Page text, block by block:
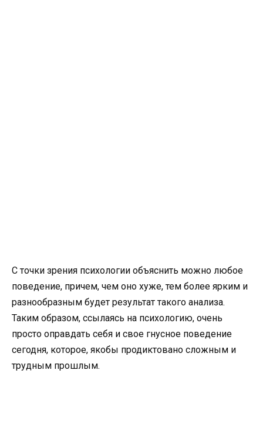
С точки зрения психологии объяснить можно любое
поведение, причем, чем оно хуже, тем более ярким и
разнообразным будет результат такого анализа.
Таким образом, ссылаясь на психологию, очень
просто оправдать себя и свое гнусное поведение
сегодня, которое, якобы продиктовано сложным и
трудным прошлым.